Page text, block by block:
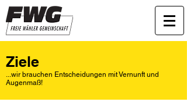
Ziele
...wir brauchen Entscheidungen mit Vernunft und
Augenmaß!